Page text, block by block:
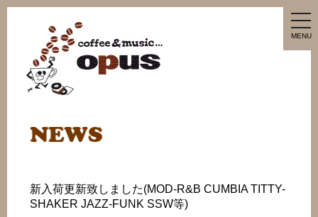
MENU
新入荷更新致しました(MOD-R&B CUMBIA TITTY-
SHAKER JAZZ-FUNK SSW等)